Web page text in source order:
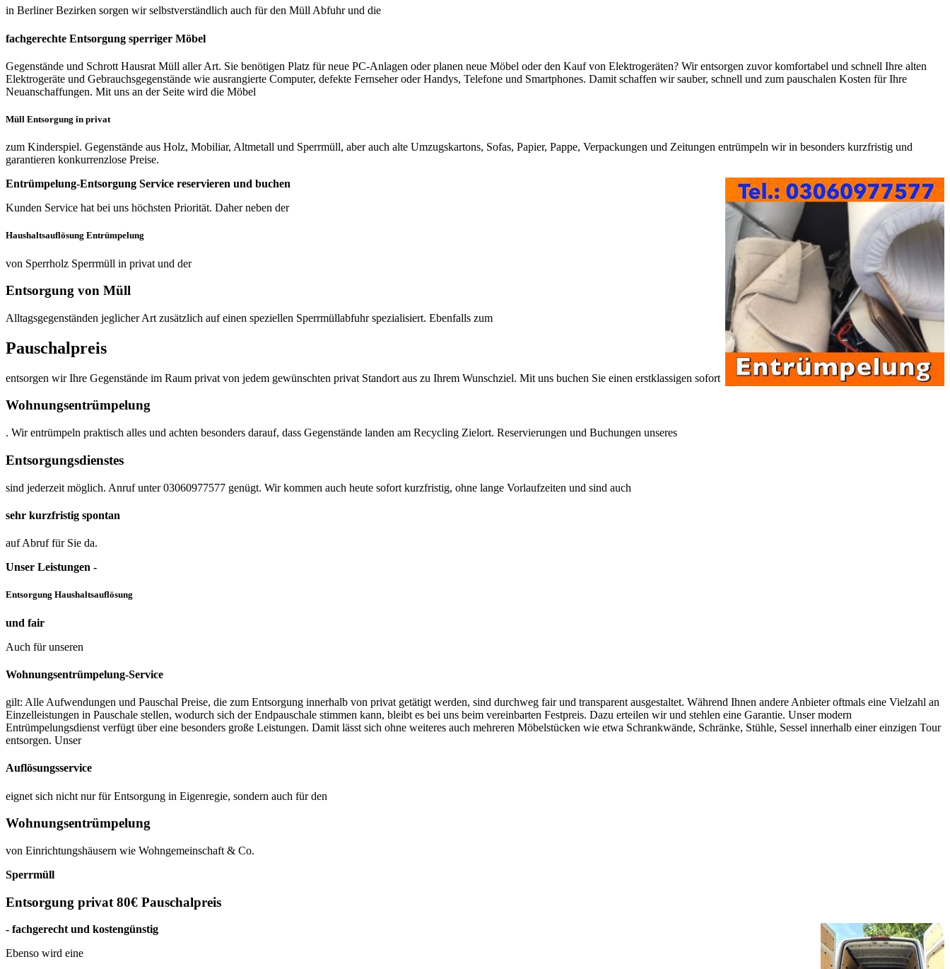
in Berliner Bezirken sorgen wir selbstverständlich auch für den Müll Abfuhr und die
fachgerechte Entsorgung sperriger Möbel
Gegenstände und Schrott Hausrat Müll aller Art. Sie benötigen Platz für neue PC-Anlagen oder planen neue Möbel oder den Kauf von Elektrogeräten? Wir entsorgen zuvor komfortabel und schnell Ihre alten
Elektrogeräte und Gebrauchsgegenstände wie ausrangierte Computer, defekte Fernseher oder Handys, Telefone und Smartphones. Damit schaffen wir sauber, schnell und zum pauschalen Kosten für Ihre
Neuanschaffungen. Mit uns an der Seite wird die Möbel
Müll Entsorgung in privat
zum Kinderspiel. Gegenstände aus Holz, Mobiliar, Altmetall und Sperrmüll, aber auch alte Umzugskartons, Sofas, Papier, Pappe, Verpackungen und Zeitungen entrümpeln wir in besonders kurzfristig und
garantieren konkurrenzlose Preise.
Entrümpelung-Entsorgung Service reservieren und buchen
Kunden Service hat bei uns höchsten Priorität. Daher neben der
Haushaltsauflösung Entrümpelung
von Sperrholz Sperrmüll in privat und der
Entsorgung von Müll
Alltagsgegenständen jeglicher Art zusätzlich auf einen speziellen Sperrmüllabfuhr spezialisiert. Ebenfalls zum
Pauschalpreis
entsorgen wir Ihre Gegenstände im Raum privat von jedem gewünschten privat Standort aus zu Ihrem Wunschziel. Mit uns buchen Sie einen erstklassigen sofort
Wohnungsentrümpelung
. Wir entrümpeln praktisch alles und achten besonders darauf, dass Gegenstände landen am Recycling Zielort. Reservierungen und Buchungen unseres
Entsorgungsdienstes
sind jederzeit möglich. Anruf unter 03060977577 genügt. Wir kommen auch heute sofort kurzfristig, ohne lange Vorlaufzeiten und sind auch
sehr kurzfristig spontan
auf Abruf für Sie da.
Unser Leistungen -
Entsorgung Haushaltsauflösung
und fair
Auch für unseren
Wohnungsentrümpelung-Service
gilt: Alle Aufwendungen und Pauschal Preise, die zum Entsorgung innerhalb von privat getätigt werden, sind durchweg fair und transparent ausgestaltet. Während Ihnen andere Anbieter oftmals eine Vielzahl an
Einzelleistungen in Pauschale stellen, wodurch sich der Endpauschale stimmen kann, bleibt es bei uns beim vereinbarten Festpreis. Dazu erteilen wir und stehlen eine Garantie. Unser modern
Entrümpelungsdienst verfügt über eine besonders große Leistungen. Damit lässt sich ohne weiteres auch mehreren Möbelstücken wie etwa Schrankwände, Schränke, Stühle, Sessel innerhalb einer einzigen Tour
entsorgen. Unser
Auflösungsservice
eignet sich nicht nur für Entsorgung in Eigenregie, sondern auch für den
Wohnungsentrümpelung
von Einrichtungshäusern wie Wohngemeinschaft & Co.
Sperrmüll
Entsorgung privat 80€ Pauschalpreis
- fachgerecht und kostengünstig
Ebenso wird eine